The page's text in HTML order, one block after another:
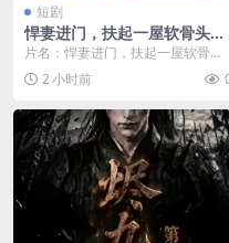
短剧
悍妻进门，扶起一屋软骨头第
四季（80集）AI短剧 (2026)
片名：悍妻进门，扶起一屋软骨头
第四季（80集）AI短剧 (2026) 分
类：短剧...
2 小时前